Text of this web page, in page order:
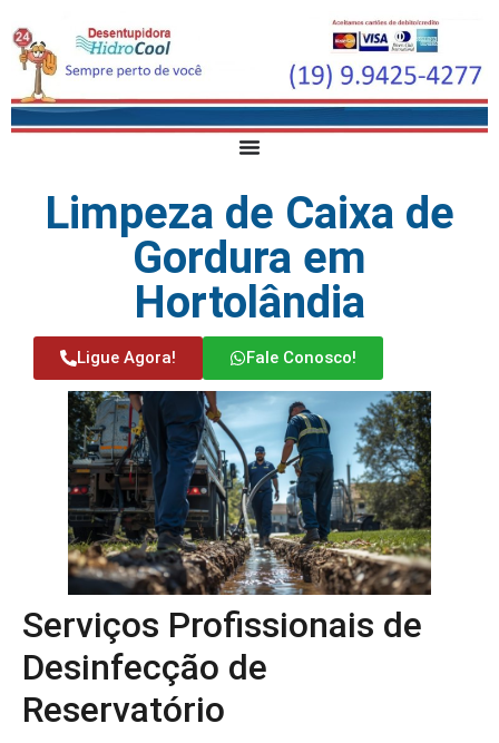
Limpeza de Caixa de
Gordura em
Hortolândia
Ligue Agora! Fale Conosco!
Serviços Profissionais de
Desinfecção de
Reservatório